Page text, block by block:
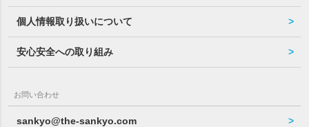
個人情報取り扱いについて
安心安全への取り組み
お問い合わせ
sankyo@the-sankyo.com